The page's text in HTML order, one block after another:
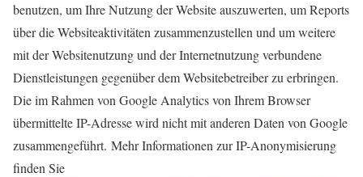
benutzen, um Ihre Nutzung der Website auszuwerten, um Reports
über die Websiteaktivitäten zusammenzustellen und um weitere
mit der Websitenutzung und der Internetnutzung verbundene
Dienstleistungen gegenüber dem Websitebetreiber zu erbringen.
Die im Rahmen von Google Analytics von Ihrem Browser
übermittelte IP-Adresse wird nicht mit anderen Daten von Google
zusammengeführt. Mehr Informationen zur IP-Anonymisierung
finden Sie